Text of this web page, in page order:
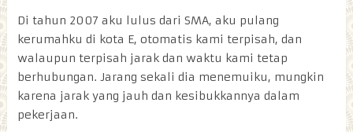
Di tahun 2007 aku lulus dari SMA, aku pulang
kerumahku di kota E, otomatis kami terpisah, dan
walaupun terpisah jarak dan waktu kami tetap
berhubungan. Jarang sekali dia menemuiku, mungkin
karena jarak yang jauh dan kesibukkannya dalam
pekerjaan.